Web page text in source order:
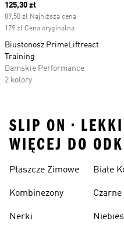
Current price
125,30 zł
89,50 zł Najniższa cena
179 zł Cena oryginalna
Biustonosz PrimeLiftreact
Training
Damskie Performance
2 kolory
SLIP ON •
WIĘCEJ DO
Płaszcze Zimowe
Kombinezony
Nerki
Białe
Czarne